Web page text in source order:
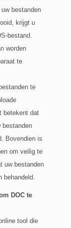
bestanden
krijgt u
bestand.
worden
te
te
betekent dat
bestanden
Bovendien is
om veilig te
uw bestanden
behandeld.
DOC te
tool die